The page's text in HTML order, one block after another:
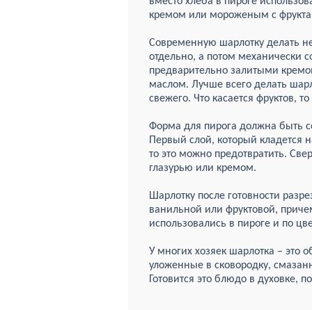
кремом или мороженым с
Современную шарлотку делать
отдельно, а потом механически
предварительно залитыми
маслом. Лучше всего делать
свежего. Что касается фруктов,
Форма для пирога должна быть
Первый слой, который кладется
то это можно предотвратить.
глазурью или кремом.
Шарлотку после готовности
ванильной или фруктовой,
использовались в пироге и по
У многих хозяек шарлотка – это
уложенные в сковородку,
Готовится это блюдо в духовке,